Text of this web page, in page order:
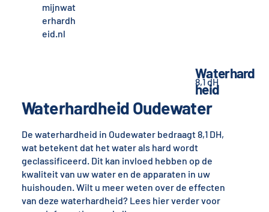
mijnwat
erhardh
eid.nl
Waterhardheid Oudewater
De waterhardheid in Oudewater bedraagt 8,1 DH,
wat betekent dat het water als hard wordt
geclassificeerd. Dit kan invloed hebben op de
kwaliteit van uw water en de apparaten in uw
huishouden. Wilt u meer weten over de effecten
van deze waterhardheid? Lees hier verder voor
Waterhard
heid
8,1 dH